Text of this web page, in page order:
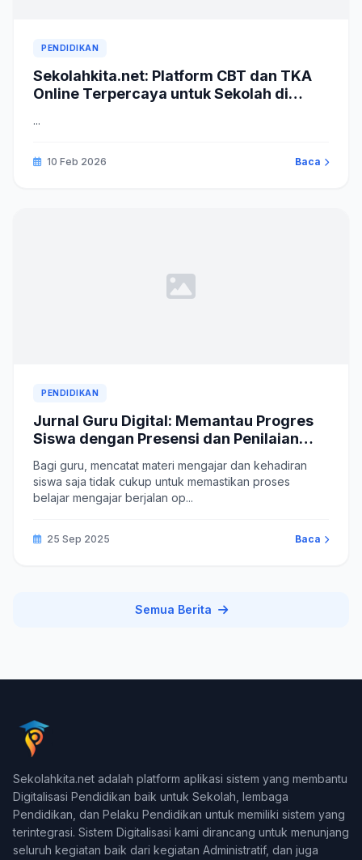
PENDIDIKAN
Sekolahkita.net: Platform CBT dan TKA
Online Terpercaya untuk Sekolah di
...
10 Feb 2026 Baca
PENDIDIKAN
Jurnal Guru Digital: Memantau Progres
Siswa dengan Presensi dan Penilaian
Bagi guru, mencatat materi mengajar dan kehadiran
siswa saja tidak cukup untuk memastikan proses
belajar mengajar berjalan op...
25 Sep 2025 Baca
Semua Berita
Sekolahkita.net adalah platform aplikasi sistem yang membantu
Digitalisasi Pendidikan baik untuk Sekolah, lembaga
Pendidikan, dan Pelaku Pendidikan untuk memiliki sistem yang
terintegrasi. Sistem Digitalisasi kami dirancang untuk menunjang
seluruh kegiatan baik dari kegiatan Administratif, dan juga